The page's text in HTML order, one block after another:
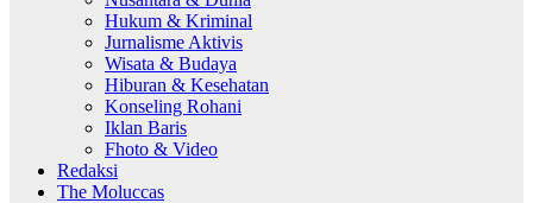
Hukum & Kriminal
Jurnalisme Aktivis
Wisata & Budaya
Hiburan & Kesehatan
Konseling Rohani
Iklan Baris
Fhoto & Video
Redaksi
The Moluccas